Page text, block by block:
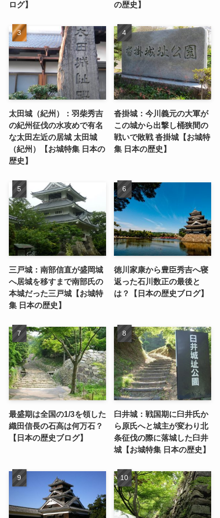
ログ】
の歴史】
太田城（紀州）：羽柴秀吉
の紀州征伐の水攻めで有名
な太田左近の居城 太田城
（紀州）【お城特集 日本の
歴史】
沓掛城：今川義元の大軍が
この城から出撃し桶狭間の
戦いで敗戦 沓掛城【お城特
集 日本の歴史】
三戸城：南部信直が盛岡城
へ居城を移すまで南部氏の
本城だった三戸城【お城特
集 日本の歴史】
徳川家康から豊臣秀吉へ寝
返った石川数正の最後と
は？【日本の歴史ブログ】
最盛期は全国の1/3を領した
織田信長の石高は何万石？
【日本の歴史ブログ】
臼井城：戦国期に臼井氏か
ら原氏へと城主が変わり北
条征伐の際に落城した臼井
城【お城特集 日本の歴史】